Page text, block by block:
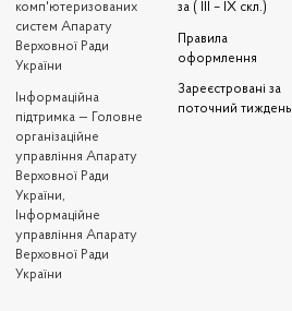
комп'ютеризованих
систем Апарату
Верховної Ради
України
Iнформаційна
підтримка — Головне
організаційне
управління Апарату
Верховної Ради
України,
Інформаційне
управління Апарату
Верховної Ради
України
за ( III – IX скл.)
Правила
оформлення
Зареєстровані за
поточний тиждень